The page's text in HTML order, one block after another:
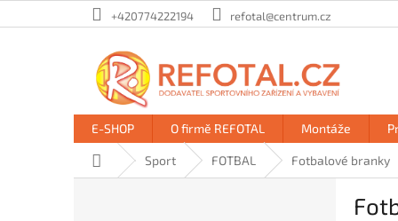
na
+420774222194 refotal@centrum.cz
E-SHOP O firmě REFOTAL Montáže
Domů Sport FOTBAL Fotbalové branky